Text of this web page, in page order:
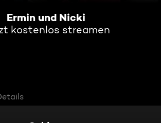
Ermin und Nicki
kostenlos streamen